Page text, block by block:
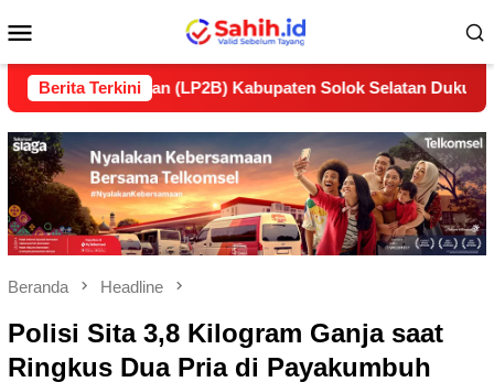
ke
Mobile
Berita Terkini
(LP2B) Kabupaten Solok Selatan Dukung Ketahanan
Beranda Headline
Polisi Sita 3,8 Kilogram Ganja saat
Ringkus Dua Pria di Payakumbuh